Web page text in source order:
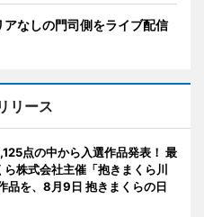
なしの門司側をライブ配信
リース
点の中から入選作品発表！ 最
株式会社主催「抱きまくら川
を、8月9日 抱きまくらの日